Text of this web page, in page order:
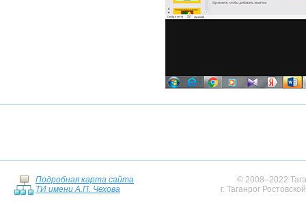
Подробная карта сайта
ТИ имени А.П. Чехова
© 2008–2022
г. Таганрог